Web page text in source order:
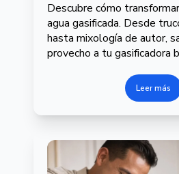
Descubre cómo
agua gasificada. Desde
hasta mixología de autor,
provecho a tu gasificadora
Leer más